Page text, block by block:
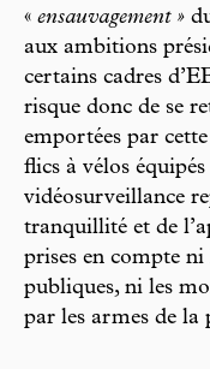
« ensauvagement »
aux ambitions
certains cadres
risque donc de se
emportées par cette
flics à vélos
vidéosurveillance
tranquillité et de
prises en compte
publiques, ni les
par les armes de la